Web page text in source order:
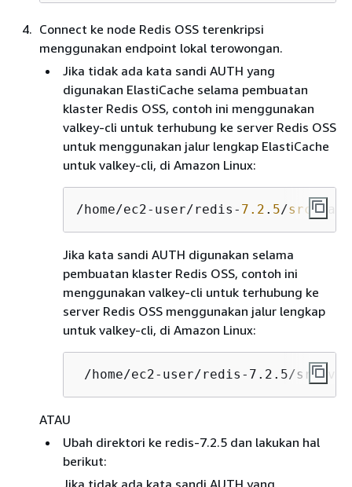
Connect ke node Redis OSS terenkripsi
menggunakan endpoint lokal terowongan.
Jika tidak ada kata sandi AUTH yang
digunakan ElastiCache selama pembuatan
klaster Redis OSS, contoh ini menggunakan
valkey-cli untuk terhubung ke server Redis OSS
untuk menggunakan jalur lengkap ElastiCache
untuk valkey-cli, di Amazon Linux:
/home/ec2-user/redis- 7.2 . 5/src /
Jika kata sandi AUTH digunakan selama
pembuatan klaster Redis OSS, contoh ini
menggunakan valkey-cli untuk terhubung ke
server Redis OSS menggunakan jalur lengkap
untuk valkey-cli, di Amazon Linux:
/home/ec2-user/redis-7.2.5/src/
ATAU
Ubah direktori ke redis-7.2.5 dan lakukan hal
berikut:
Jika tidak ada kata sandi AUTH yang